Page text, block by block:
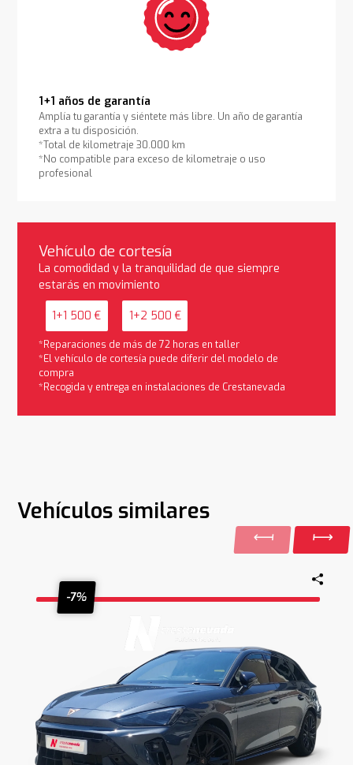
1+1 años de garantía
Amplía tu garantía y siéntete más libre. Un año de garantía
extra a tu disposición.
*Total de kilometraje 30.000 km
*No compatible para exceso de kilometraje o uso
profesional
Vehículo de cortesía
La comodidad y la tranquilidad de que siempre
estarás en movimiento
1+1 500 € 1+2 500 €
*Reparaciones de más de 72 horas en taller
*El vehículo de cortesía puede diferir del modelo de
compra
*Recogida y entrega en instalaciones de Crestanevada
Vehículos similares
-7%